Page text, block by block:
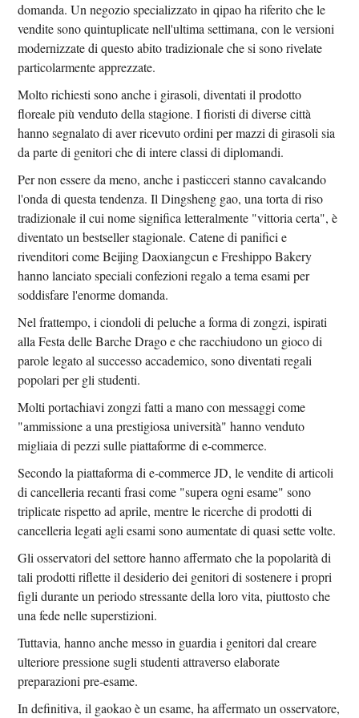
domanda. Un negozio specializzato in qipao ha riferito che le
vendite sono quintuplicate nell'ultima settimana, con le versioni
modernizzate di questo abito tradizionale che si sono rivelate
particolarmente apprezzate.
Molto richiesti sono anche i girasoli, diventati il ​​prodotto
floreale più venduto della stagione. I fioristi di diverse città
hanno segnalato di aver ricevuto ordini per mazzi di girasoli sia
da parte di genitori che di intere classi di diplomandi.
Per non essere da meno, anche i pasticceri stanno cavalcando
l'onda di questa tendenza. Il Dingsheng gao, una torta di riso
tradizionale il cui nome significa letteralmente "vittoria certa", è
diventato un bestseller stagionale. Catene di panifici e
rivenditori come Beijing Daoxiangcun e Freshippo Bakery
hanno lanciato speciali confezioni regalo a tema esami per
soddisfare l'enorme domanda.
Nel frattempo, i ciondoli di peluche a forma di zongzi, ispirati
alla Festa delle Barche Drago e che racchiudono un gioco di
parole legato al successo accademico, sono diventati regali
popolari per gli studenti.
Molti portachiavi zongzi fatti a mano con messaggi come
"ammissione a una prestigiosa università" hanno venduto
migliaia di pezzi sulle piattaforme di e-commerce.
Secondo la piattaforma di e-commerce JD, le vendite di articoli
di cancelleria recanti frasi come "supera ogni esame" sono
triplicate rispetto ad aprile, mentre le ricerche di prodotti di
cancelleria legati agli esami sono aumentate di quasi sette volte.
Gli osservatori del settore hanno affermato che la popolarità di
tali prodotti riflette il desiderio dei genitori di sostenere i propri
figli durante un periodo stressante della loro vita, piuttosto che
una fede nelle superstizioni.
Tuttavia, hanno anche messo in guardia i genitori dal creare
ulteriore pressione sugli studenti attraverso elaborate
preparazioni pre-esame.
In definitiva, il gaokao è un esame, ha affermato un osservatore,